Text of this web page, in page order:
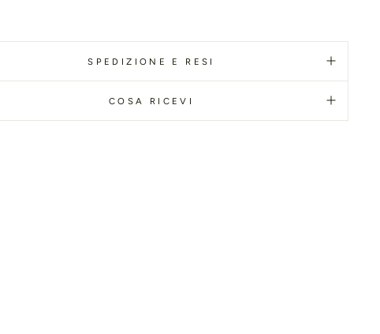
SPEDIZIONE E RESI
COSA RICEVI